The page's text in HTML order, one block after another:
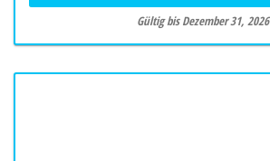
Gültig bis Dezember 31, 2026